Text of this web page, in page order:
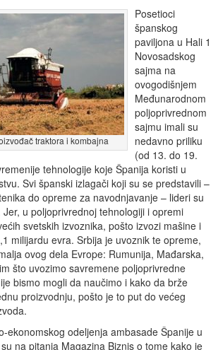
traktora i kombajna
Posetioci
španskog
paviljona u Hali 1
Novosadskog
sajma na
ovogodišnjem
Međunarodnom
poljoprivrednom
sajmu imali su
nedavno priliku
(od 13. do 19.
tehnologije koje Španija koristi u
Svi španski izlagači koji su se predstavili –
do opreme za navodnjavanje – lideri su
u poljoprivrednoj tehnologiji i opremi
svetskih izvoznika, pošto izvozi mašine i
milijardu evra. Srbija je uvoznik te opreme,
ovog dela Evrope: Rumunija, Mađarska,
što uvozimo savremene poljoprivredne
bismo mogli da naučimo i kako da brže
proizvodnju, pošto je to put do većeg
ekonomskog odeljenja ambasade Španije u
na pitanja Magazina Biznis o tome kako je